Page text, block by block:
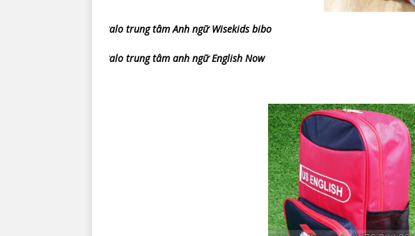
Balo trung tâm Anh ngữ Wisekids bibo
Balo trung tâm anh ngữ English Now